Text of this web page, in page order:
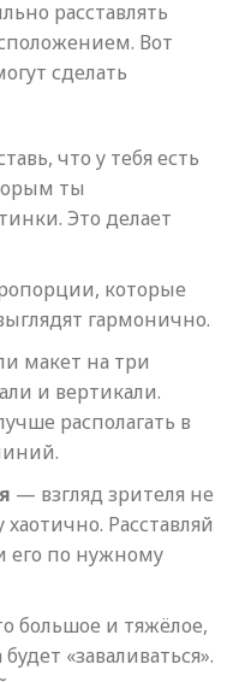
расставлять
Вот
сделать
что у тебя есть
ты
Это делает
которые
гармонично.
макет на три
и вертикали.
располагать в
— взгляд зрителя не
Расставляй
его по нужному
большое и тяжёлое,
«заваливаться».